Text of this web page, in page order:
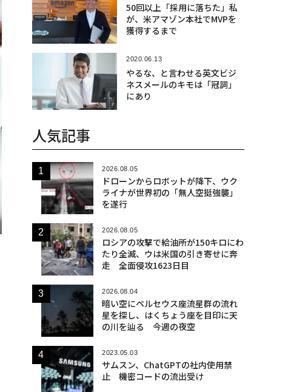
50回以上「採用に落ちた」私
が、米アマゾン本社でMVPを
獲得するまで
2020.06.13
やるな、と言わせる英文ビジ
ネスメールのキモは「冠詞」
にあり
人気記事
2026.08.05
ドローンからロボットが降下、ウク
ライナが世界初の「無人空挺強襲」
を遂行
2026.08.05
ロシアの攻撃で給油所が150キロにわ
たり全滅、ウは米国の引き寄せに奔
走 全面侵攻1623日目
2026.08.04
暗い空にペルセウス座流星群の流れ
星を探し、はくちょう座を目印に天
の川を辿る 今週の夜空
2023.05.03
サムスン、ChatGPTの社内使用禁
止 機密コードの流出受け